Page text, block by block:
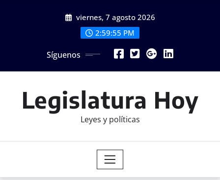
viernes, 7 agosto 2026
2:59:56 PM
Síguenos
Legislatura Hoy
Leyes y políticas